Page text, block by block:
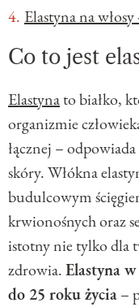
Elastyna na włosy
Co to jest
Elastynato białko,
organizmie
łącznej – odpowiada
skóry. Włókna
budulcowym
krwionośnych oraz
istotny nie tylko dla
zdrowia.Elastyna
do 25 roku życia–